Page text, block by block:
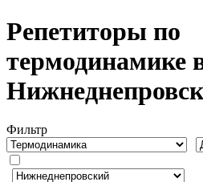
Репетиторы по
термодинамике
Фильтр